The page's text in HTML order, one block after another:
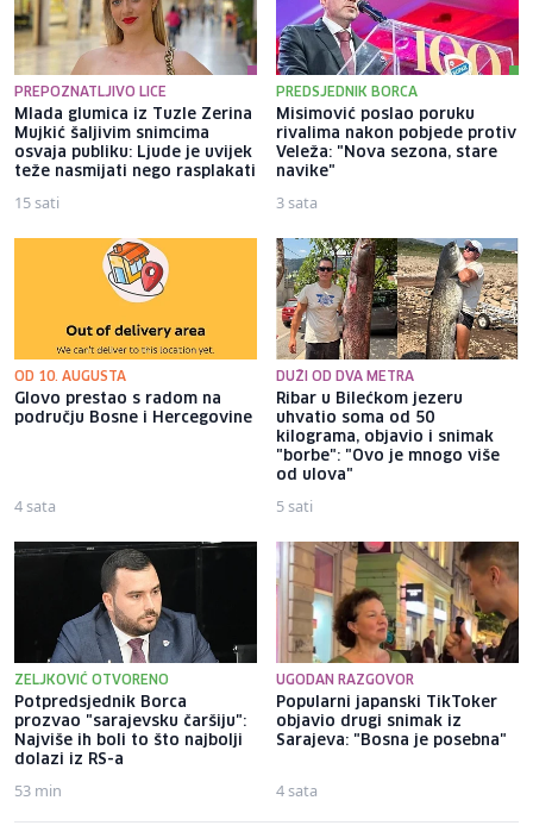
PREPOZNATLJIVO LICE
Mlada glumica iz Tuzle Zerina
Mujkić šaljivim snimcima
osvaja publiku: Ljude je uvijek
teže nasmijati nego rasplakati
15 sati
PREDSJEDNIK BORCA
Misimović poslao poruku
rivalima nakon pobjede protiv
Veleža: "Nova sezona, stare
navike"
3 sata
OD 10. AUGUSTA
Glovo prestao s radom na
području Bosne i Hercegovine
4 sata
DUŽI OD DVA METRA
Ribar u Bilećkom jezeru
uhvatio soma od 50
kilograma, objavio i snimak
"borbe": "Ovo je mnogo više
od ulova"
5 sati
ZELJKOVIĆ OTVORENO
Potpredsjednik Borca
prozvao "sarajevsku čaršiju":
Najviše ih boli to što najbolji
dolazi iz RS-a
53 min
UGODAN RAZGOVOR
Popularni japanski TikToker
objavio drugi snimak iz
Sarajeva: "Bosna je posebna"
4 sata